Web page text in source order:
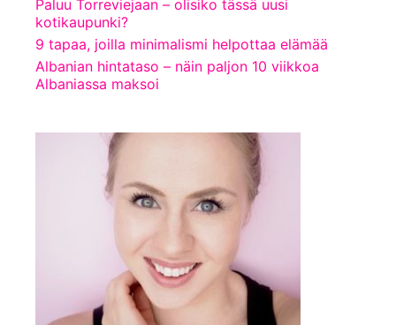
Paluu Torreviejaan – olisiko tässä uusi
kotikaupunki?
9 tapaa, joilla minimalismi helpottaa elämää
Albanian hintataso – näin paljon 10 viikkoa
Albaniassa maksoi